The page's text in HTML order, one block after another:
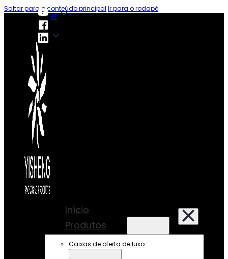
Saltar para o conteúdo principal Ir para o rodapé
PT
Início
Produtos
Caixas de oferta de luxo